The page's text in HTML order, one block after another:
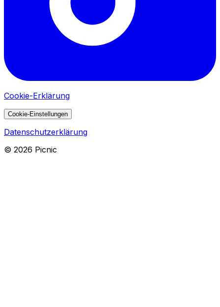
Cookie-Erklärung
Cookie-Einstellungen
Datenschutzerklärung
© 2026 Picnic